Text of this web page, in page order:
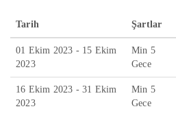
Tarih Şartlar
01 Ekim 2023 - 15 Ekim
2023
Min 5
Gece
16 Ekim 2023 - 31 Ekim
2023
Min 5
Gece